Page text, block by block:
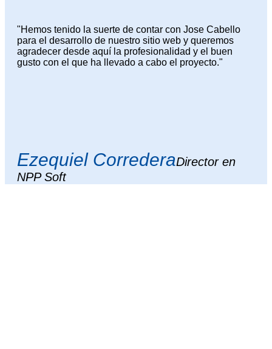
"Hemos tenido la suerte de contar con Jose Cabello
para el desarrollo de nuestro sitio web y queremos
agradecer desde aquí la profesionalidad y el buen
gusto con el que ha llevado a cabo el proyecto."
Ezequiel CorrederaDirector en
NPP Soft